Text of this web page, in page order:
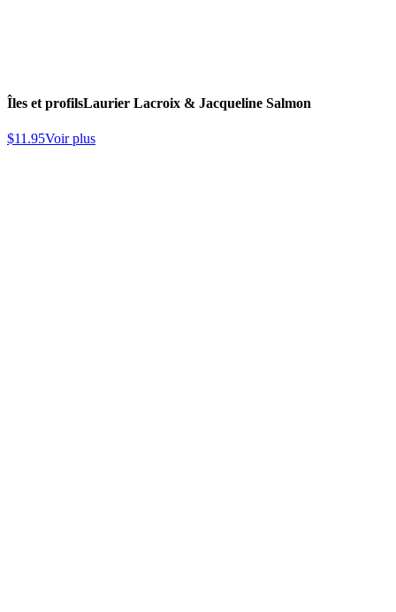
Îles et profilsLaurier Lacroix & Jacqueline Salmon
$11.95Voir plus